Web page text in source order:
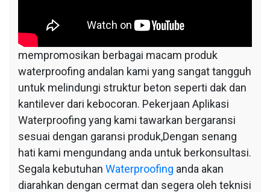
mempromosikan berbagai macam produk
waterproofing andalan kami yang sangat tangguh
untuk melindungi struktur beton seperti dak dan
kantilever dari kebocoran. Pekerjaan Aplikasi
Waterproofing yang kami tawarkan bergaransi
sesuai dengan garansi produk,Dengan senang
hati kami mengundang anda untuk berkonsultasi.
Segala kebutuhan Waterproofing anda akan
diarahkan dengan cermat dan segera oleh teknisi